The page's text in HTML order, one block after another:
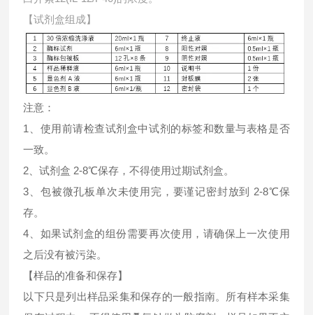
【试剂盒组成】
注意：
1、使用前请检查试剂盒中试剂的标签和数量与表格是否
一致。
2、试剂盒 2-8℃保存，不得使用过期试剂盒。
3、包被微孔板单次未使用完，要谨记密封放到 2-8℃保
存。
4、如果试剂盒的组份需要再次使用，请确保上一次使用
之后没有被污染。
【样品的准备和保存】
以下只是列出样品采集和保存的一般指南。所有样本采集